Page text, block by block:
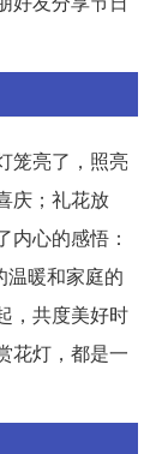
笼亮了，照亮
庆；礼花放
心的感悟：
温暖和家庭的
，共度美好时
花灯，都是一